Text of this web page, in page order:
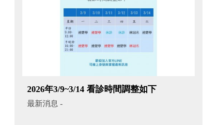
2026年3/9~3/14 看診時間調整如下
最新消息 -